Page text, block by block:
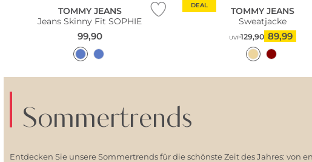
TOMMY JEANS
Jeans Skinny Fit SOPHIE
99,90
DEAL
TOMMY JEANS
Sweatjacke
UVP129,90 89,99
Sommertrends
Entdecken Sie unsere Sommertrends für die schönste Zeit des Jahres: von